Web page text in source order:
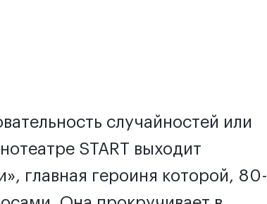
случайностей или
START выходит
главная героиня которой, 80-